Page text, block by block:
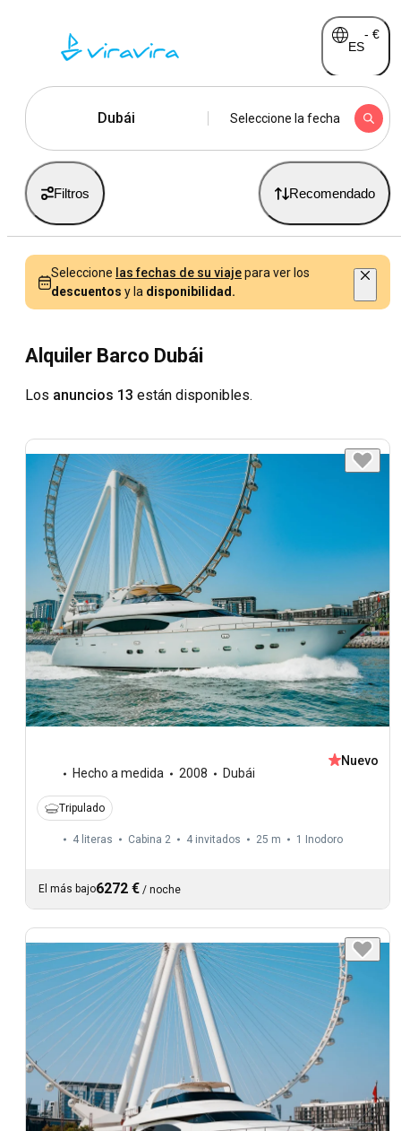
ES
- €
Dubái Seleccione la fecha
Filtros Recomendado
Seleccione las fechas de su viajepara ver los
descuentos y la disponibilidad.
Alquiler Barco Dubái
Los anuncios 13 están disponibles.
Hecho a medida 2008 Dubái
Nuevo
Tripulado
4 literas Cabina 2 4 invitados 25 m 1 Inodoro
El más bajo6272 € / noche